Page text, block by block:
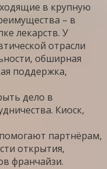
в крупную
– в
лекарств. У
отрасли
обширная
поддержка,
дело в
Киоск,
партнёрам,
открытия,
франчайзи.